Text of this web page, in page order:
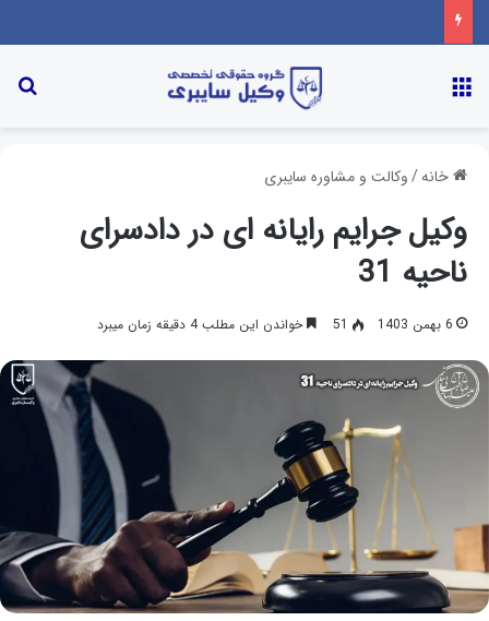
خانه/وکالت و مشاوره سایبری
وکیل جرایم رایانه ای در دادسرای
ناحیه 31
6 بهمن 1403 51 خواندن این مطلب 4 دقیقه زمان میبرد